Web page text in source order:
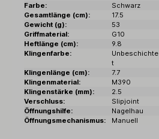
Farbe:
Schwarz
Gesamtlänge (cm):
17.5
Gewicht (g):
53
Griffmaterial:
G10
Heftlänge (cm):
9.8
Klingenfarbe:
Unbeschichte
t
Klingenlänge (cm):
7.7
Klingenmaterial:
M390
Klingenstärke (mm):
2.5
Verschluss:
Slipjoint
Öffnungshilfe:
Nagelhau
Öffnungsmechanismus:
Manuell